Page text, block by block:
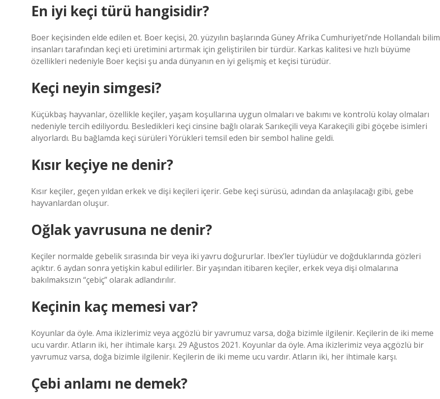
En iyi keçi türü hangisidir?
Boer keçisinden elde edilen et. Boer keçisi, 20. yüzyılın başlarında Güney Afrika Cumhuriyeti’nde Hollandalı bilim
insanları tarafından keçi eti üretimini artırmak için geliştirilen bir türdür. Karkas kalitesi ve hızlı büyüme
özellikleri nedeniyle Boer keçisi şu anda dünyanın en iyi gelişmiş et keçisi türüdür.
Keçi neyin simgesi?
Küçükbaş hayvanlar, özellikle keçiler, yaşam koşullarına uygun olmaları ve bakımı ve kontrolü kolay olmaları
nedeniyle tercih ediliyordu. Besledikleri keçi cinsine bağlı olarak Sarıkeçili veya Karakeçili gibi göçebe isimleri
alıyorlardı. Bu bağlamda keçi sürüleri Yörükleri temsil eden bir sembol haline geldi.
Kısır keçiye ne denir?
Kısır keçiler, geçen yıldan erkek ve dişi keçileri içerir. Gebe keçi sürüsü, adından da anlaşılacağı gibi, gebe
hayvanlardan oluşur.
Oğlak yavrusuna ne denir?
Keçiler normalde gebelik sırasında bir veya iki yavru doğururlar. Ibex’ler tüylüdür ve doğduklarında gözleri
açıktır. 6 aydan sonra yetişkin kabul edilirler. Bir yaşından itibaren keçiler, erkek veya dişi olmalarına
bakılmaksızın “çebiç” olarak adlandırılır.
Keçinin kaç memesi var?
Koyunlar da öyle. Ama ikizlerimiz veya açgözlü bir yavrumuz varsa, doğa bizimle ilgilenir. Keçilerin de iki meme
ucu vardır. Atların iki, her ihtimale karşı. 29 Ağustos 2021. Koyunlar da öyle. Ama ikizlerimiz veya açgözlü bir
yavrumuz varsa, doğa bizimle ilgilenir. Keçilerin de iki meme ucu vardır. Atların iki, her ihtimale karşı.
Çebi anlamı ne demek?